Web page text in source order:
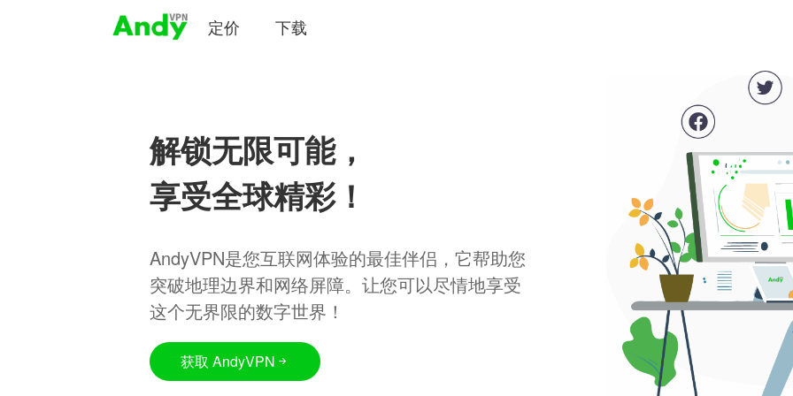
定价 下载
解锁无限可能，
享受全球精彩！
AndyVPN是您互联网体验的最佳伴侣，它帮助您
突破地理边界和网络屏障。让您可以尽情地享受
这个无界限的数字世界！
获取 AndyVPN